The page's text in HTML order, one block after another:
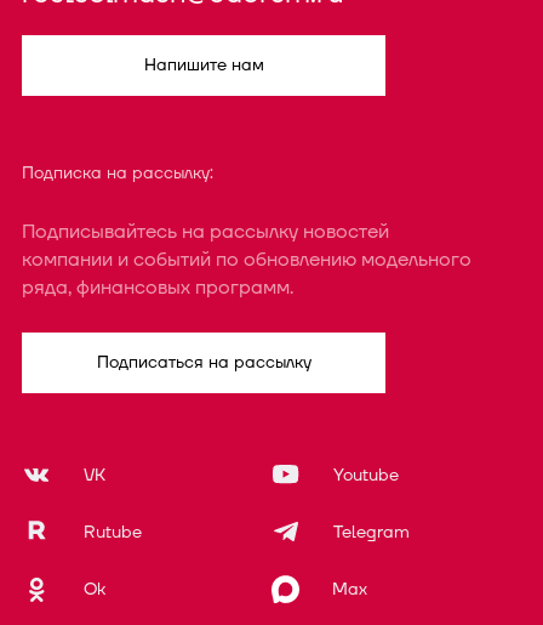
Напишите нам
Подписка на рассылку:
Подписывайтесь на рассылку новостей
компании и событий по обновлению модельного
ряда, финансовых программ.
Подписаться на рассылку
VK Youtube
Rutube Telegram
Ok Max